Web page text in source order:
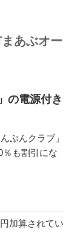
あぶオー
の電源付き
ぶんクラブ」
％も割引にな
加算されてい